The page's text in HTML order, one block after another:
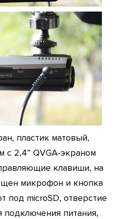
пластик матовый,
с 2,4” QVGA-экраном
клавиши, на
микрофон и кнопка
под microSD, отверстие
подключения питания,